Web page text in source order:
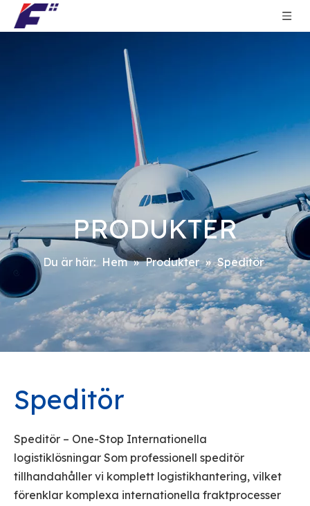
PRODUKTER
Du är här: Hem » Produkter » Speditör
Speditör
Speditör – One-Stop Internationella
logistiklösningar Som professionell speditör
tillhandahåller vi komplett logistikhantering, vilket
förenklar komplexa internationella fraktprocesser